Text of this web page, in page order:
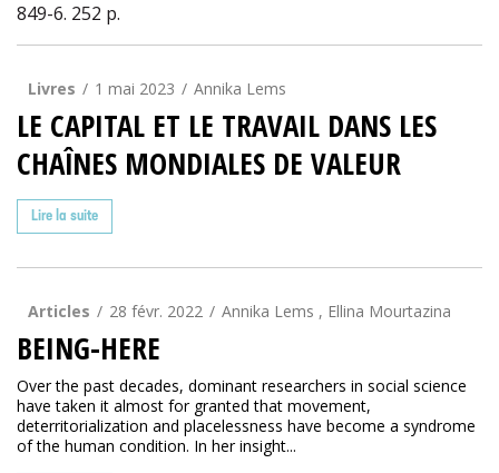
849-6. 252 p.
Livres 1 mai 2023 Annika Lems
LE CAPITAL ET LE TRAVAIL DANS LES
CHAÎNES MONDIALES DE VALEUR
Lire la suite
Articles 28 févr. 2022 Annika Lems , Ellina Mourtazina
BEING-HERE
Over the past decades, dominant researchers in social science
have taken it almost for granted that movement,
deterritorialization and placelessness have become a syndrome
of the human condition. In her insight...